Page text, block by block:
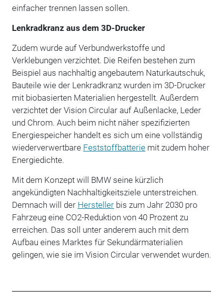
einfacher trennen lassen sollen.
Lenkradkranz aus dem 3D-Drucker
Zudem wurde auf Verbundwerkstoffe und
Verklebungen verzichtet. Die Reifen bestehen zum
Beispiel aus nachhaltig angebautem Naturkautschuk,
Bauteile wie der Lenkradkranz wurden im 3D-Drucker
mit biobasierten Materialien hergestellt. Außerdem
verzichtet der Vision Circular auf Außenlacke, Leder
und Chrom. Auch beim nicht näher spezifizierten
Energiespeicher handelt es sich um eine vollständig
wiederverwertbare Feststoffbatteriemit zudem hoher
Energiedichte.
Mit dem Konzept will BMW seine kürzlich
angekündigten Nachhaltigkeitsziele unterstreichen.
Demnach will der Herstellerbis zum Jahr 2030 pro
Fahrzeug eine CO2-Reduktion von 40 Prozent zu
erreichen. Das soll unter anderem auch mit dem
Aufbau eines Marktes für Sekundärmaterialien
gelingen, wie sie im Vision Circular verwendet wurden.